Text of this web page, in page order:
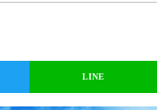
LINE